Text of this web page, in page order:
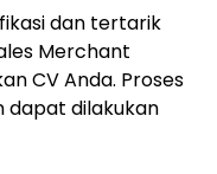
dan tertarik
Merchant
CV Anda. Proses
dapat dilakukan